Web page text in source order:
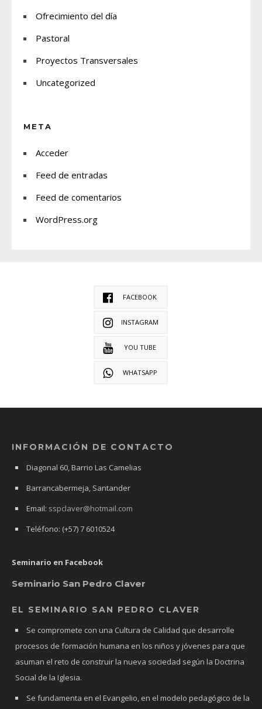
Ofrecimiento del día
Pastoral
Proyectos Transversales
Uncategorized
META
Acceder
Feed de entradas
Feed de comentarios
WordPress.org
FACEBOOK
INSTAGRAM
YOU TUBE
WHATSAPP
INFORMACIÓN DE CONTACTO
Diagonal 60, Barrio Las Camelias
Barrancabermeja, Santander
Email: sspclaver@hotmail.com
Teléfono: (+57) 7 6010524
Seminario en Facebook
Seminario San Pedro Claver
EL SEMINARIO SAN PEDRO CLAVER
Se compromete con una Cultura de Calidad que desarrolle
procesos de formación humana en los niños y jóvenes para que
asuman el reto de construir la nueva sociedad según la Doctrina
Social de la Iglesia.
Se fundamenta en el Evangelio, en el modelo pedagógico de la